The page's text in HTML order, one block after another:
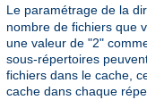
Le paramétrage de la
nombre de fichiers que
une valeur de "2"
sous-répertoires
fichiers dans le cache,
cache dans chaque